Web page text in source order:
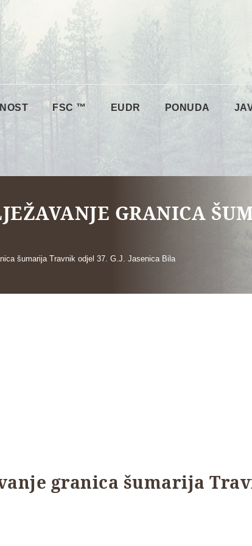
FSC ™ EUDR PONUDA
GRANICA
šumarija Travnik odjel 37. G.J. Jasenica Bila
granica šumarija